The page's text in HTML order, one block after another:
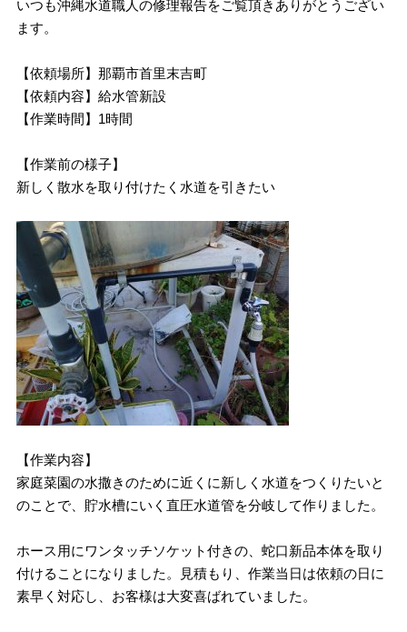
いつも沖縄水道職人の修理報告をご覧頂きありがとうござい
ます。
【依頼場所】那覇市首里末吉町
【依頼内容】給水管新設
【作業時間】1時間
【作業前の様子】
新しく散水を取り付けたく水道を引きたい
【作業内容】
家庭菜園の水撒きのために近くに新しく水道をつくりたいと
のことで、貯水槽にいく直圧水道管を分岐して作りました。
ホース用にワンタッチソケット付きの、蛇口新品本体を取り
付けることになりました。見積もり、作業当日は依頼の日に
素早く対応し、お客様は大変喜ばれていました。